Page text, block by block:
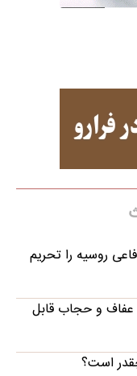
دفاعی روسیه را تحریم
عفاف و حجاب قابل
است؟